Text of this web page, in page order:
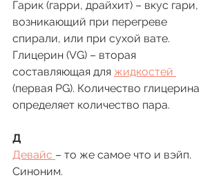
Гарик (гарри, драйхит) – вкус гари,
возникающий при перегреве
спирали, или при сухой вате.
Глицерин (VG) – вторая
составляющая для жидкостей
(первая PG). Количество глицерина
определяет количество пара.
Д
Девайс – то же самое что и вэйп.
Синоним.